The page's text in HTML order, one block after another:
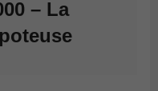
– La